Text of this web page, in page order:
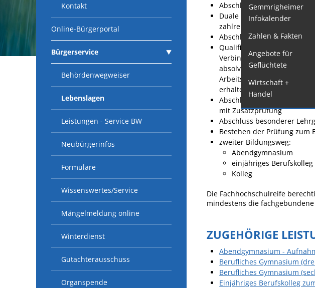
Gemmrigheimer
Infokalender
Zahlen & Fakten
Angebote für
Geflüchtete
Wirtschaft +
Handel
Kontakt
Online-Bürgerportal
Bürgerservice
Behördenwegweiser
Lebenslagen
Leistungen - Service BW
Neubürgerinfos
Formulare
Wissenswertes/Service
Mängelmeldung online
Winterdienst
Gutachterausschuss
Organspende
Abschluss bestimmter
Duale Ausbildung mit
zahlreichen Standorten der
Abschluss bestimmter
Qualifizierte
Verbindung mit einer
absolviert haben, durch
Arbeitsmethoden, in den
erhalten haben
Abschluss einer
mit Zusatzprüfung
Abschluss besonderer
Bestehen der Prüfung zum
zweiter Bildungsweg:
Abendgymnasium
einjähriges Berufskolleg
Kolleg
Die Fachhochschulreife
mindestens die
ZUGEHÖRIGE
Abendgymnasium -
Berufliches Gymnasium
Berufliches Gymnasium
Einjähriges Berufskolleg